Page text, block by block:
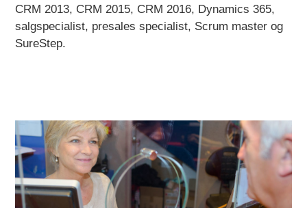
CRM 2013, CRM 2015, CRM 2016, Dynamics 365,
salgspecialist, presales specialist, Scrum master og
SureStep.